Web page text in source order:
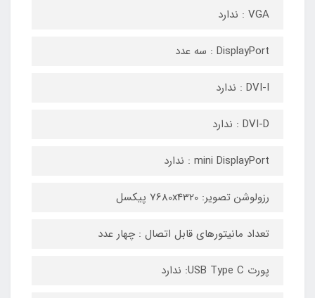
VGA : ندارد
DisplayPort : سه عدد
DVI-I : ندارد
DVI-D : ندارد
mini DisplayPort : ندارد
رزولوشن تصویر: 7680x4320 پیکسل
تعداد مانیتورهای قابل اتصال : چهار عدد
پورت USB Type C: ندارد